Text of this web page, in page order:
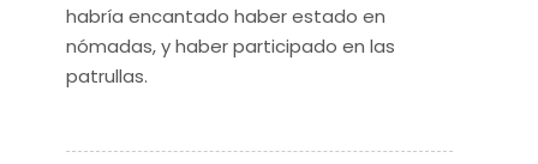
habría encantado haber estado en
nómadas, y haber participado en las
patrullas.